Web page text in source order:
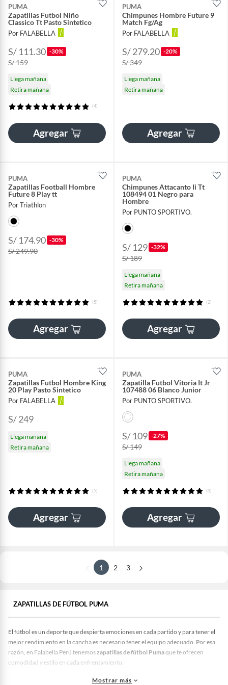
PUMA
Zapatillas Futbol Niño
Classico Tt Pasto Sintetico
Por FALABELLA
S/ 111.30 -30%
S/ 159
Llega mañana
Retira mañana
(4)
Agregar
PUMA
Chimpunes Hombre Future 9
Match Fg/Ag
Por FALABELLA
S/ 279.20 -20%
S/ 349
Llega mañana
Retira mañana
Agregar
PUMA
Zapatillas Football Hombre
Future 8 Play tt
Por Triathlon
S/ 174.90 -30%
S/ 249.90
(5)
Agregar
PUMA
Chimpunes Attacanto Ii Tt
108494 01 Negro para
Hombre
Por PUNTO SPORTIVO.
S/ 129 -32%
S/ 189
Llega mañana
Retira mañana
(2)
Agregar
PUMA
Zapatillas Futbol Hombre King
20 Play Pasto Sintetico
Por FALABELLA
S/ 249
Llega mañana
Retira mañana
(5)
Agregar
PUMA
Zapatilla Futbol Vitoria It Jr
107488 06 Blanco Junior
Por PUNTO SPORTIVO.
S/ 109 -27%
S/ 149
Llega mañana
Retira mañana
(3)
Agregar
1 2 3
ZAPATILLAS DE FÚTBOL PUMA
El fútbol es un deporte que despierta emociones en cada partido y para tener el
mejor rendimiento en la cancha es necesario tener el equipo adecuado. Por esa
razón, en Falabella Perú tenemoszapatillas de fútbol Pumaque te ofrecen
comodidad y estilo en cada enfrentamiento.
En nuestro catálogo encontrarás una amplia colección de
Mostrar más